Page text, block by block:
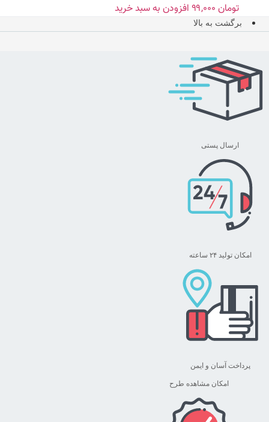
تومان افزودن به سبد خرید
برگشت به بالا
ارسال پستی
امکان تولید ۲۴ ساعته
پرداخت آسان و ایمن
امکان مشاهده طرح